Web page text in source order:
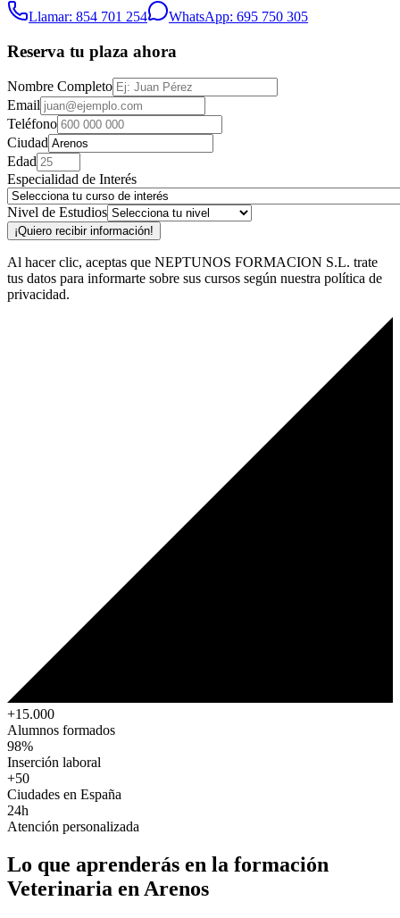
Llamar: 854 701 254
WhatsApp: 695 750 305
Reserva tu plaza ahora
Nombre Completo
Email
Teléfono
Ciudad
Edad
Especialidad de Interés
Nivel de Estudios
¡Quiero recibir información!
Al hacer clic, aceptas que NEPTUNOS FORMACION S.L. trate
tus datos para informarte sobre sus cursos según nuestra política de
privacidad.
+15.000
Alumnos formados
98%
Inserción laboral
+50
Ciudades en España
24h
Atención personalizada
Lo que aprenderás en la formación
Veterinaria en Arenos